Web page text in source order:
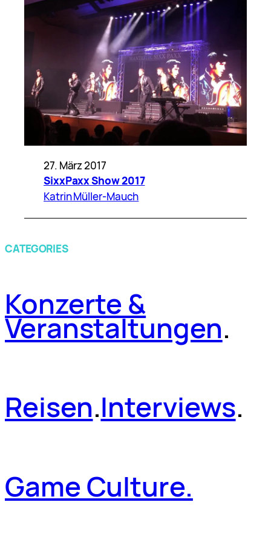
27. März 2017
SixxPaxx Show 2017
Katrin Müller-Mauch
CATEGORIES
Konzerte &
Veranstaltungen.
Reisen.Interviews.
Game Culture.